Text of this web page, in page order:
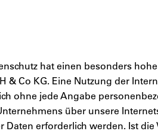
hat einen besonders
& Co KG. Eine Nutzung der
ohne jede Angabe
über unsere
erforderlich werden. Ist die